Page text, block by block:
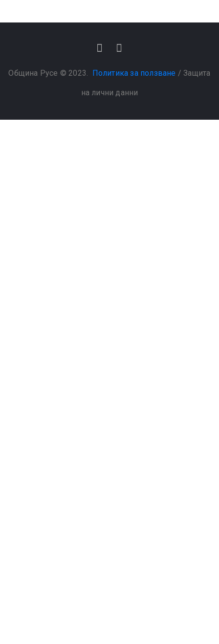
Община Русе © 2023. Политика за ползване / Защита
на лични данни